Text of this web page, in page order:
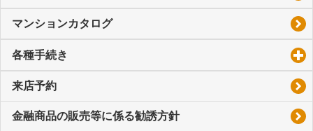
マンションカタログ
各種手続き
来店予約
金融商品の販売等に係る勧誘方針